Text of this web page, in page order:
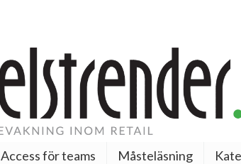
Access för teams Måsteläsning